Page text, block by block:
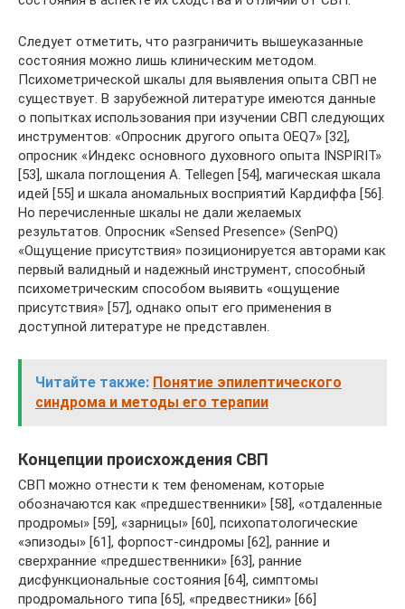
Следует отметить, что разграничить вышеуказанные
состояния можно лишь клиническим методом.
Психометрической шкалы для выявления опыта СВП не
существует. В зарубежной литературе имеются данные
о попытках использования при изучении СВП следующих
инструментов: «Опросник другого опыта OEQ7» [32],
опросник «Индекс основного духовного опыта INSPIRIT»
[53], шкала поглощения A. Tellegen [54], магическая шкала
идей [55] и шкала аномальных восприятий Кардиффа [56].
Но перечисленные шкалы не дали желаемых
результатов. Опросник «Sensed Presence» (SenPQ)
«Ощущение присутствия» позиционируется авторами как
первый валидный и надежный инструмент, способный
психометрическим способом выявить «ощущение
присутствия» [57], однако опыт его применения в
доступной литературе не представлен.
Читайте также: Понятие эпилептического
синдрома и методы его терапии
Концепции происхождения СВП
СВП можно отнести к тем феноменам, которые
обозначаются как «предшественники» [58], «отдаленные
продромы» [59], «зарницы» [60], психопатологические
«эпизоды» [61], форпост-синдромы [62], ранние и
сверхранние «предшественники» [63], ранние
дисфункциональные состояния [64], симптомы
продромального типа [65], «предвестники» [66]